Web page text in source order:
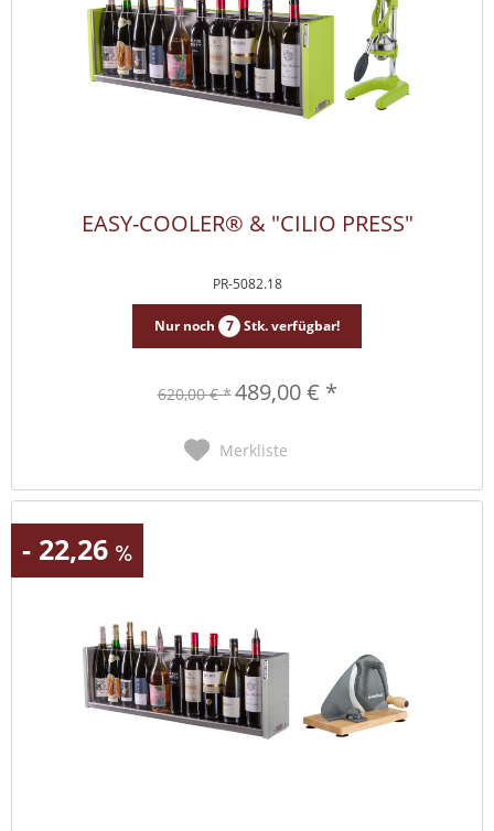
EASY-COOLER® & "CILIO PRESS"
PR-5082.18
Nur noch 7 Stk. verfügbar!
620,00 € *489,00 € *
Merkliste
- 22,26